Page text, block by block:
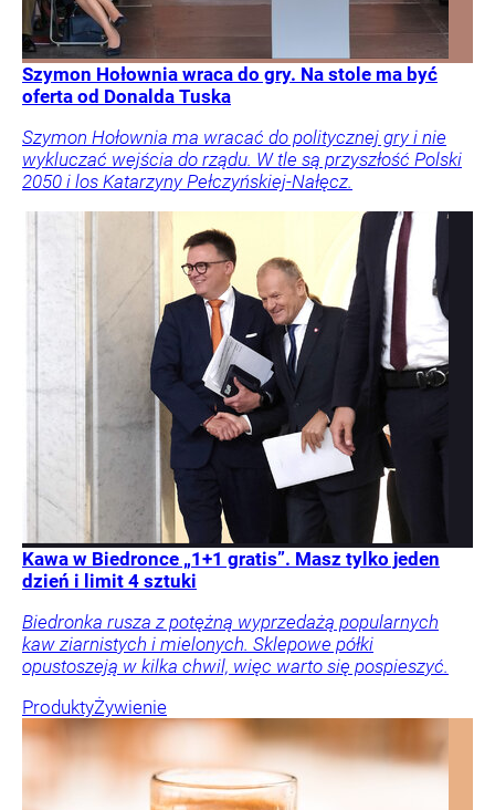
Szymon Hołownia wraca do gry. Na stole ma być
oferta od Donalda Tuska
Szymon Hołownia ma wracać do politycznej gry i nie
wykluczać wejścia do rządu. W tle są przyszłość Polski
2050 i los Katarzyny Pełczyńskiej-Nałęcz.
Kawa w Biedronce „1+1 gratis”. Masz tylko jeden
dzień i limit 4 sztuki
Biedronka rusza z potężną wyprzedażą popularnych
kaw ziarnistych i mielonych. Sklepowe półki
opustoszeją w kilka chwil, więc warto się pospieszyć.
ProduktyŻywienie